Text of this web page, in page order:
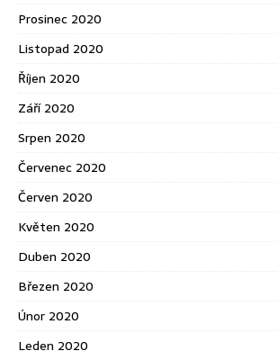
Prosinec 2020
Listopad 2020
Říjen 2020
Září 2020
Srpen 2020
Červenec 2020
Červen 2020
Květen 2020
Duben 2020
Březen 2020
Únor 2020
Leden 2020